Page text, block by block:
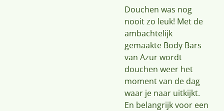
Douchen was nog
nooit zo leuk! Met de
ambachtelijk
gemaakte Body Bars
van Azur wordt
douchen weer het
moment van de dag
waar je naar uitkijkt.
En belangrijk voor een